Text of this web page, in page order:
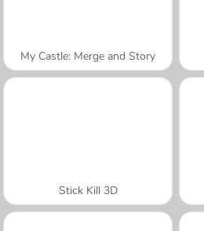
My Castle: Merge and Story
Stick Kill 3D